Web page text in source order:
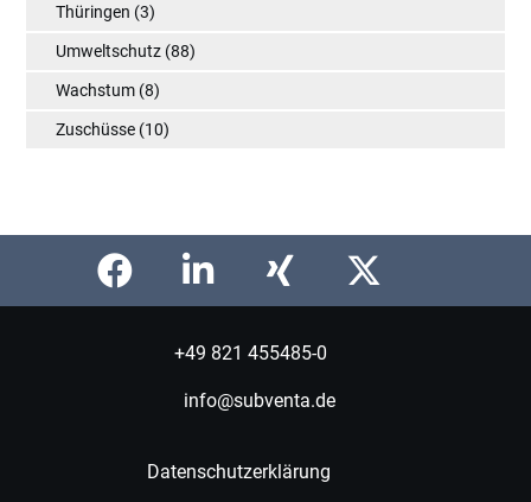
Thüringen (3)
Umweltschutz (88)
Wachstum (8)
Zuschüsse (10)
+49 821 455485-0
info@subventa.de
Datenschutzerklärung